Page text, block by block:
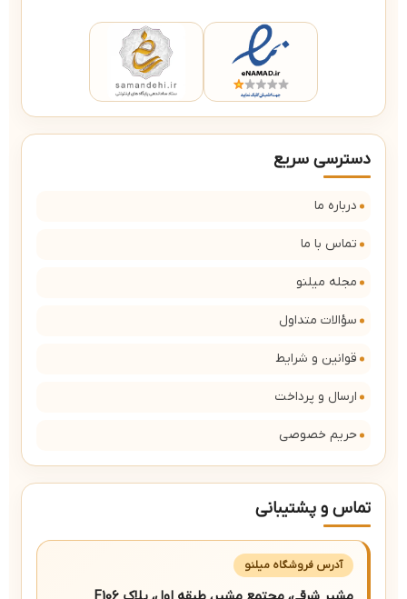
دسترسی سریع
درباره ما
تماس با ما
مجله میلنو
سؤالات متداول
قوانین و شرایط
ارسال و پرداخت
حریم خصوصی
تماس و پشتیبانی
آدرس فروشگاه میلنو